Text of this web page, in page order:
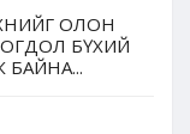
ОЛОН
БҮХИЙ